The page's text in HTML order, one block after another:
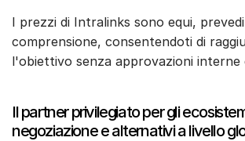
Dutch
I prezzi di Intralinks sono equi,
comprensione, consentendoti di
l'obiettivo senza approvazioni interne
Il partner privilegiato per gli
negoziazione e alternativi a livello